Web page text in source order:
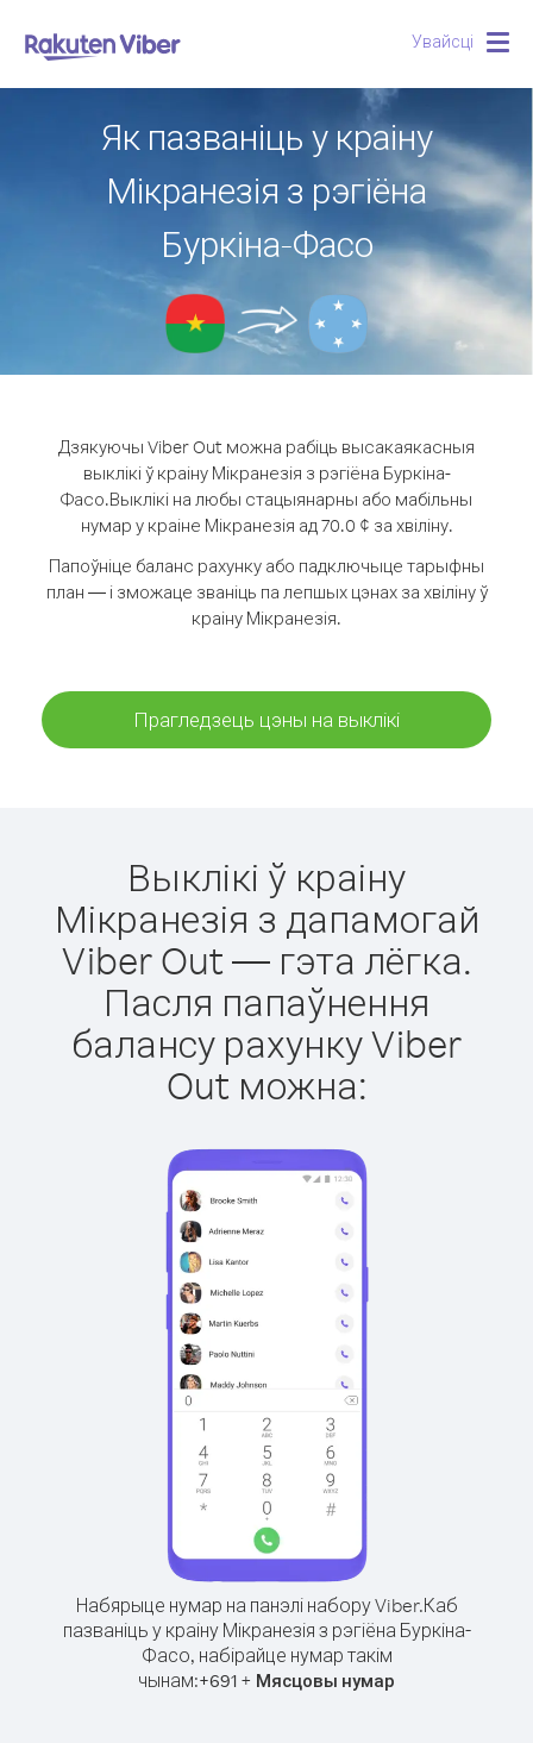
Увайсці
Як пазваніць у краіну
Мікранезія з рэгіёна
Буркіна-Фасо
Дзякуючы Viber Out можна рабіць высакаякасныя
выклікі ў краіну Мікранезія з рэгіёна Буркіна-
Фасо.Выклікі на любы стацыянарны або мабільны
нумар у краіне Мікранезія ад 70.0 ¢ за хвіліну.
Папоўніце баланс рахунку або падключыце тарыфны
план — і зможаце званіць па лепшых цэнах за хвіліну ў
краіну Мікранезія.
Прагледзець цэны на выклікі
Выклікі ў краіну
Мікранезія з дапамогай
Viber Out — гэта лёгка.
Пасля папаўнення
балансу рахунку Viber
Out можна:
Набярыце нумар на панэлі набору Viber.Каб
пазваніць у краіну Мікранезія з рэгіёна Буркіна-
Фасо, набірайце нумар такім
чынам:+691 + Мясцовы нумар